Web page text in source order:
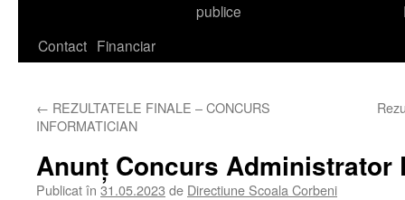
publice
Contact Financiar
← REZULTATELE FINALE – CONCURS
INFORMATICIAN
Anunț Concurs Administrator
Publicat în 31.05.2023 de Directiune Scoala Corbeni